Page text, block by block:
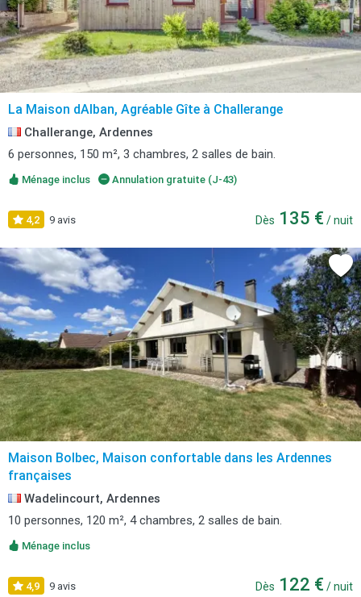
La Maison dAlban, Agréable Gîte à Challerange
Challerange, Ardennes
6 personnes, 150 m², 3 chambres, 2 salles de bain.
Ménage inclus Annulation gratuite (J-43)
4,2 9 avis Dès 135 € / nuit
Maison Bolbec, Maison confortable dans les Ardennes
françaises
Wadelincourt, Ardennes
10 personnes, 120 m², 4 chambres, 2 salles de bain.
Ménage inclus
4,9 9 avis Dès 122 € / nuit